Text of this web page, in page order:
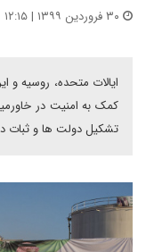
ایالات متحده، روسیه
کمک به امنیت در
تشکیل دولت ها و ثبات